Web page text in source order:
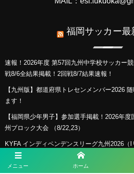
メニュー ホーム
福岡サッカー最
速報！2026年度 第57回九州中学校サッカー
戦8/6全結果掲載！2回戦8/7結果速報！
【九州版】都道府県トレセンメンバー2026
ます！
【福岡県少年男子】参加選手掲載！2026年
州ブロック大会 （8/22,23）
KYFA インディペンデンスリーグ九州2026（
定分は中止 次回8/11.12
2026年度 福岡県ユース(U-13)サッカーリー